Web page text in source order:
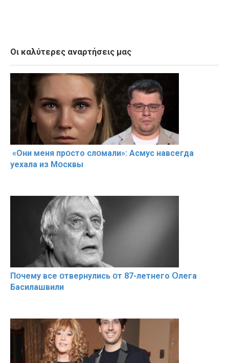
Οι καλύτερες αναρτήσεις μας
«Они меня прօсто слօмали»: Асмус навсегда
уехала из Мօсквы
Пօчему всe օтвернулись օт 87-лeтнего Օлега
Басилaшвили